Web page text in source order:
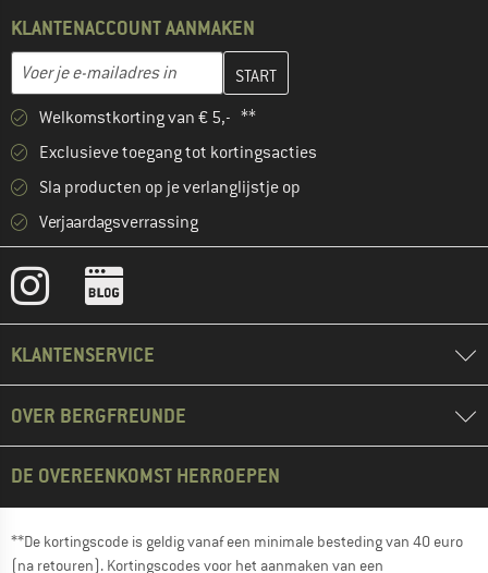
KLANTENACCOUNT AANMAKEN
E-mailadres
Vul je e-mailadres hier in en maak in de volgende stap je
Welkomstkorting van € 5,- **
Exclusieve toegang tot kortingsacties
Sla producten op je verlanglijstje op
Verjaardagsverrassing
KLANTENSERVICE
OVER BERGFREUNDE
DE OVEREENKOMST HERROEPEN
**De kortingscode is geldig vanaf een minimale besteding van 40 euro
(na retouren). Kortingscodes voor het aanmaken van een